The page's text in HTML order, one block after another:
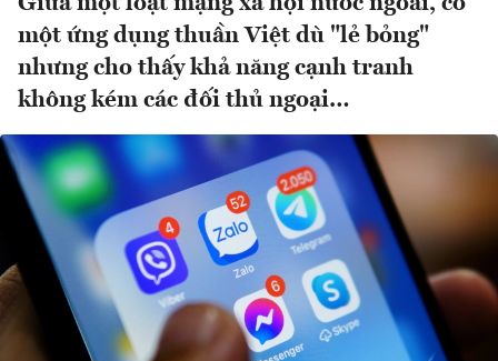
một ứng dụng thuần Việt dù "lẻ bỏng"
nhưng cho thấy khả năng cạnh tranh
không kém các đối thủ ngoại…